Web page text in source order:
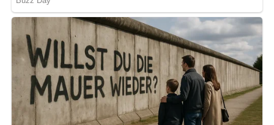
50 g Öl
1 Eßlöffel Mehl
Salz
Petersilie
Lob, Kritik, Fragen oder Anregungen zum Rezept?
Dann hinterlasse doch bitte einen Kommentar am
Ende dieser Seite & auch eine Bewertung!